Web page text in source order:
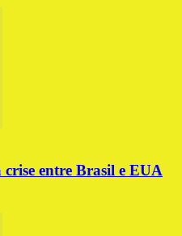
entre Brasil e EUA